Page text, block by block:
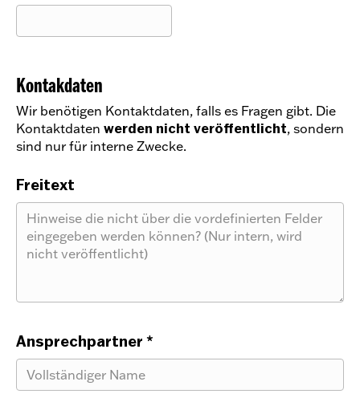
Kontakdaten
Wir benötigen Kontaktdaten, falls es Fragen gibt. Die
Kontaktdaten werden nicht veröffentlicht, sondern
sind nur für interne Zwecke.
Freitext
Ansprechpartner *